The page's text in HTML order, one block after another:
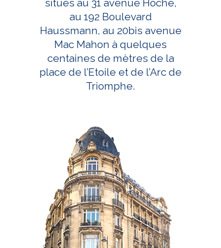
situés au 31 avenue Hoche,
au 192 Boulevard
Haussmann, au 20bis avenue
Mac Mahon à quelques
centaines de mètres de la
place de l’Etoile et de l’Arc de
Triomphe.